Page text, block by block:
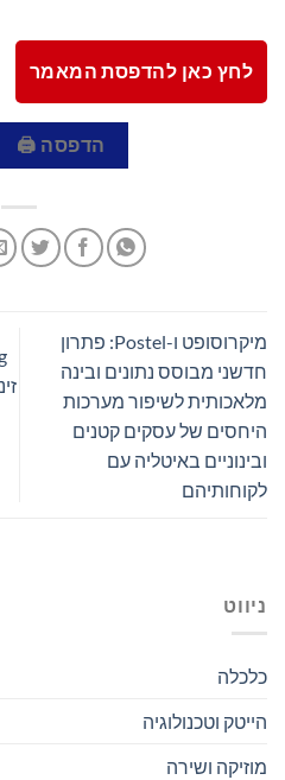
לחץ כאן להדפסת המאמר
הדפסה 🖨
מיקרוסופט ו-Postel: פתרון
חדשני מבוסס נתונים ובינה
מלאכותית לשיפור מערכות
היחסים של עסקים קטנים
ובינוניים באיטליה עם
לקוחותיהם
ניווט
כלכלה
הייטק וטכנולוגיה
מוזיקה ושירה